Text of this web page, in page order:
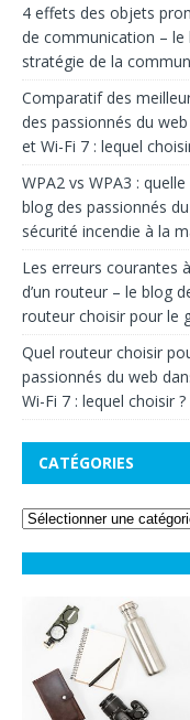
4 effets des objets
de communication – le
stratégie de la
Comparatif des
des passionnés du web
et Wi-Fi 7 : lequel
WPA2 vs WPA3 :
blog des passionnés
sécurité incendie à la
Les erreurs courantes
d’un routeur – le blog
routeur choisir pour le
Quel routeur choisir
passionnés du web
Wi-Fi 7 : lequel choisir ?
CATÉGORIES